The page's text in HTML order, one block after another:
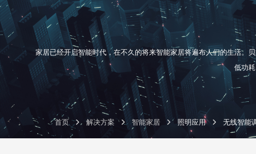
家居已经开启智能时代，在不久的将来智能家居将遍布人们的生活。
低功
首页 解决方案 智能家居 照明应用 无线智能